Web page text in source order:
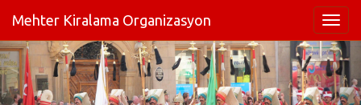
Mehter Kiralama Organizasyon